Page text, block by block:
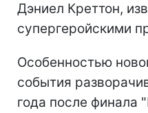
Дэниел Креттон,
супергеройскими
Особенностью
события
года после финала